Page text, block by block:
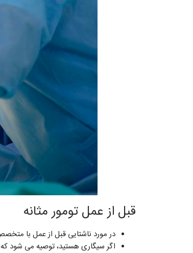
قبل از عمل تومور مثانه
در مورد ناشتایی قبل از عمل با
اگر سیگاری هستید، توصیه می شود که